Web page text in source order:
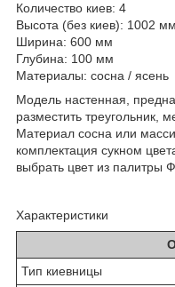
Количество киев: 4
Высота (без киев): 1002 мм
Ширина: 600 мм
Глубина: 100 мм
Материалы: сосна / ясень
Модель настенная,
разместить треугольник,
Материал сосна или
комплектация сукном
выбрать цвет из палитры
Характеристики
Тип киевницы